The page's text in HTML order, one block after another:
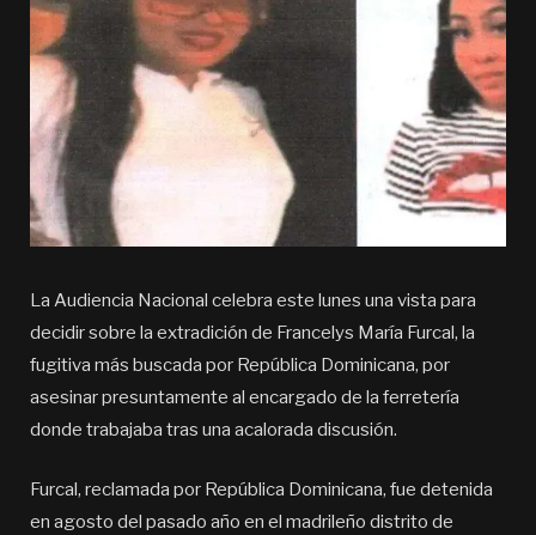
La Audiencia Nacional celebra este lunes una vista para
decidir sobre la extradición de Francelys María Furcal, la
fugitiva más buscada por República Dominicana, por
asesinar presuntamente al encargado de la ferretería
donde trabajaba tras una acalorada discusión.
Furcal, reclamada por República Dominicana, fue detenida
en agosto del pasado año en el madrileño distrito de